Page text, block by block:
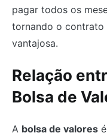
pagar todos os
tornando o contrato
vantajosa.
Relação
Bolsa de
A bolsa de valores